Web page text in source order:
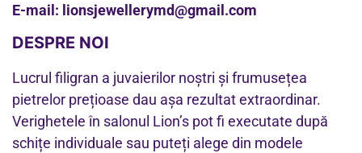
E-mail: lionsjewellerymd@gmail.com
DESPRE NOI
Lucrul filigran a juvaierilor noștri și frumusețea
pietrelor prețioase dau așa rezultat extraordinar.
Verighetele în salonul Lion’s pot fi executate după
schițe individuale sau puteți alege din modele